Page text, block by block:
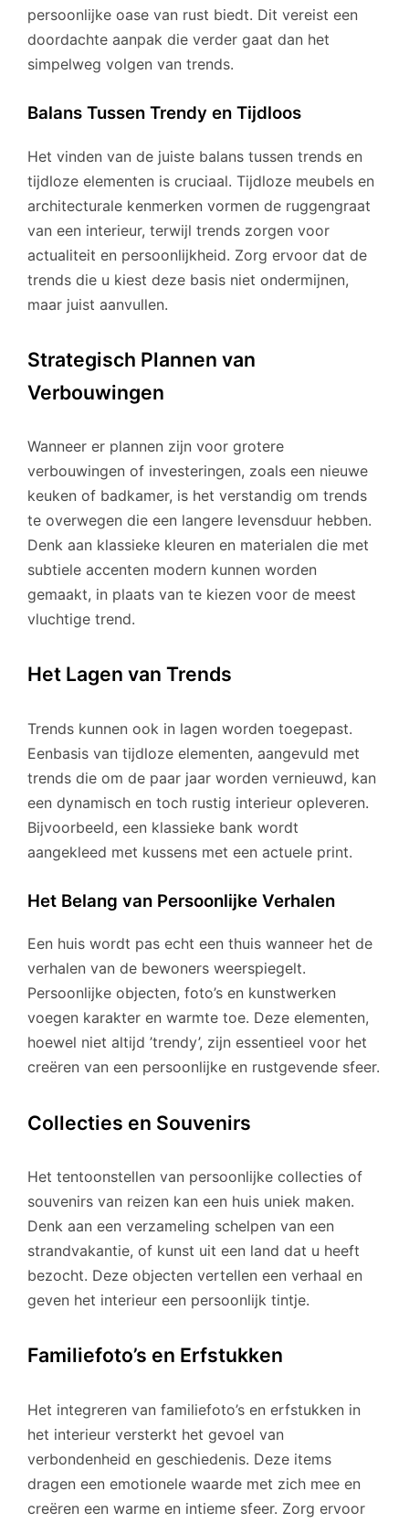
persoonlijke oase van rust biedt. Dit vereist een
doordachte aanpak die verder gaat dan het
simpelweg volgen van trends.
Balans Tussen Trendy en Tijdloos
Het vinden van de juiste balans tussen trends en
tijdloze elementen is cruciaal. Tijdloze meubels en
architecturale kenmerken vormen de ruggengraat
van een interieur, terwijl trends zorgen voor
actualiteit en persoonlijkheid. Zorg ervoor dat de
trends die u kiest deze basis niet ondermijnen,
maar juist aanvullen.
Strategisch Plannen van
Verbouwingen
Wanneer er plannen zijn voor grotere
verbouwingen of investeringen, zoals een nieuwe
keuken of badkamer, is het verstandig om trends
te overwegen die een langere levensduur hebben.
Denk aan klassieke kleuren en materialen die met
subtiele accenten modern kunnen worden
gemaakt, in plaats van te kiezen voor de meest
vluchtige trend.
Het Lagen van Trends
Trends kunnen ook in lagen worden toegepast.
Eenbasis van tijdloze elementen, aangevuld met
trends die om de paar jaar worden vernieuwd, kan
een dynamisch en toch rustig interieur opleveren.
Bijvoorbeeld, een klassieke bank wordt
aangekleed met kussens met een actuele print.
Het Belang van Persoonlijke Verhalen
Een huis wordt pas echt een thuis wanneer het de
verhalen van de bewoners weerspiegelt.
Persoonlijke objecten, foto’s en kunstwerken
voegen karakter en warmte toe. Deze elementen,
hoewel niet altijd ’trendy’, zijn essentieel voor het
creëren van een persoonlijke en rustgevende sfeer.
Collecties en Souvenirs
Het tentoonstellen van persoonlijke collecties of
souvenirs van reizen kan een huis uniek maken.
Denk aan een verzameling schelpen van een
strandvakantie, of kunst uit een land dat u heeft
bezocht. Deze objecten vertellen een verhaal en
geven het interieur een persoonlijk tintje.
Familiefoto’s en Erfstukken
Het integreren van familiefoto’s en erfstukken in
het interieur versterkt het gevoel van
verbondenheid en geschiedenis. Deze items
dragen een emotionele waarde met zich mee en
creëren een warme en intieme sfeer. Zorg ervoor